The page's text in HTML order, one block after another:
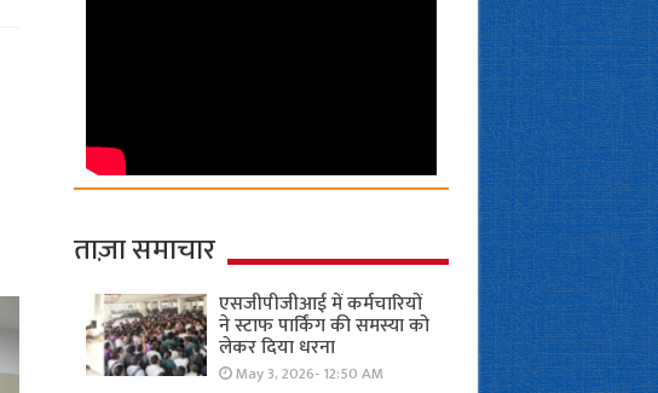
ताज़ा समाचार
एसजीपीजीआई में कर्मचारियों
ने स्टाफ पार्किंग की समस्या को
लेकर दिया धरना
May 3, 2026- 12:50 AM